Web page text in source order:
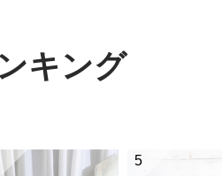
キング
5